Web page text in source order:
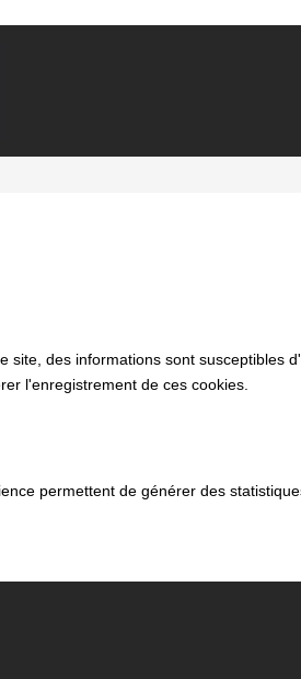
site, des informations sont susceptibles
l'enregistrement de ces cookies.
permettent de générer des